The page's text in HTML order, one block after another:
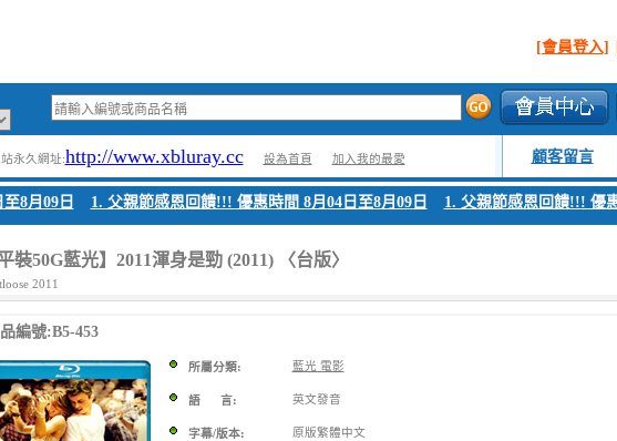
[會員登入]
永久網址:http://www.xbluray.cc 設為首頁 加入我的最愛 顧客留言
月09日 1. 父親節感恩回饋!!! 優惠時間 8月04日至8月09日 1. 父親節感恩回饋!!! 優惠
平裝50G藍光】2011渾身是勁 (2011) 〈台版〉
2011
編號:B5-453
所屬分類: 藍光 電影
語 言: 英文發音
字幕/版本: 原版繁體中文